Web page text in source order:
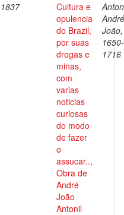
1837
Cultura e
opulencia
do Brazil,
por suas
drogas e
minas,
com
varias
noticias
curiosas
do modo
de fazer
o
assucar..,
Obra de
André
João
Antonil
André
João,
1650-
1716